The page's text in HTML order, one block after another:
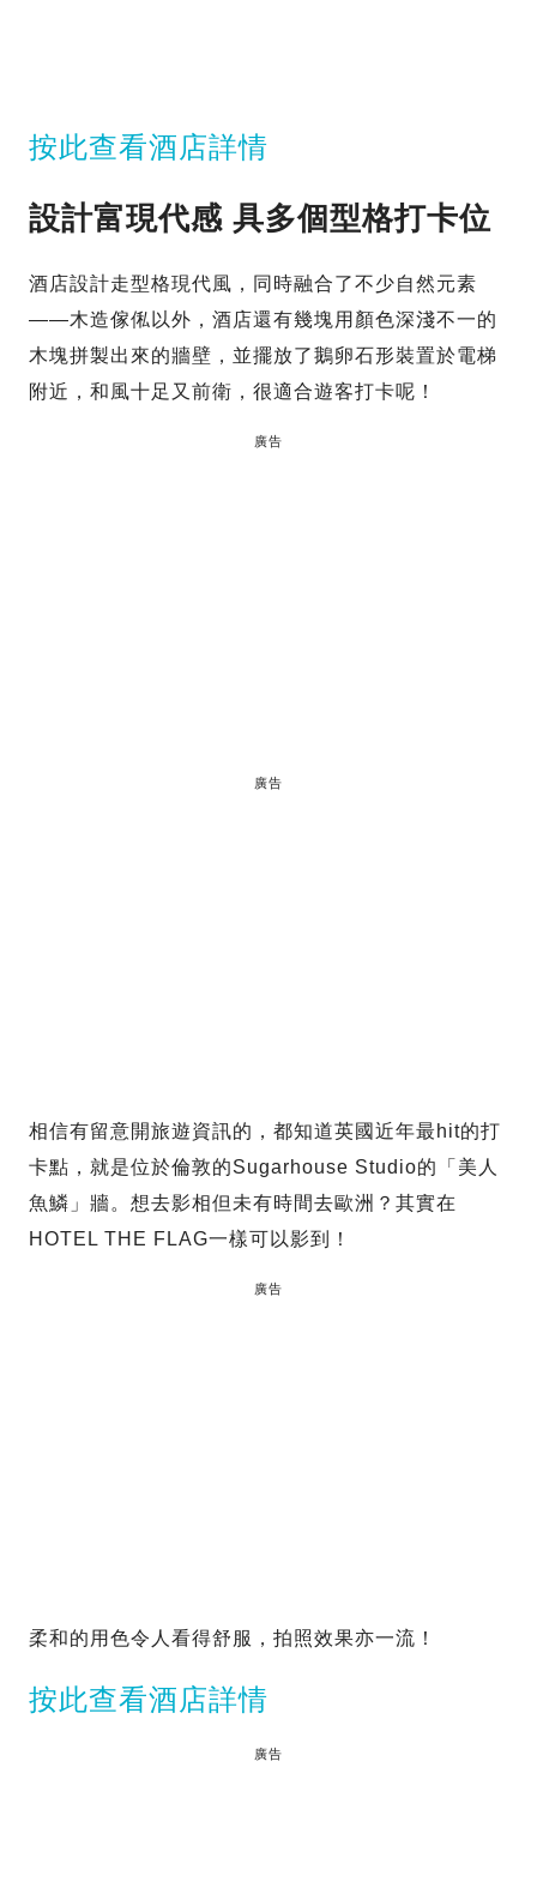
按此查看酒店詳情
設計富現代感 具多個型格打卡位
酒店設計走型格現代風，同時融合了不少自然元素
——木造傢俬以外，酒店還有幾塊用顏色深淺不一的
木塊拼製出來的牆壁，並擺放了鵝卵石形裝置於電梯
附近，和風十足又前衛，很適合遊客打卡呢！
廣告
廣告
相信有留意開旅遊資訊的，都知道英國近年最hit的打
卡點，就是位於倫敦的Sugarhouse Studio的「美人
魚鱗」牆。想去影相但未有時間去歐洲？其實在
HOTEL THE FLAG一樣可以影到！
廣告
柔和的用色令人看得舒服，拍照效果亦一流！
按此查看酒店詳情
廣告